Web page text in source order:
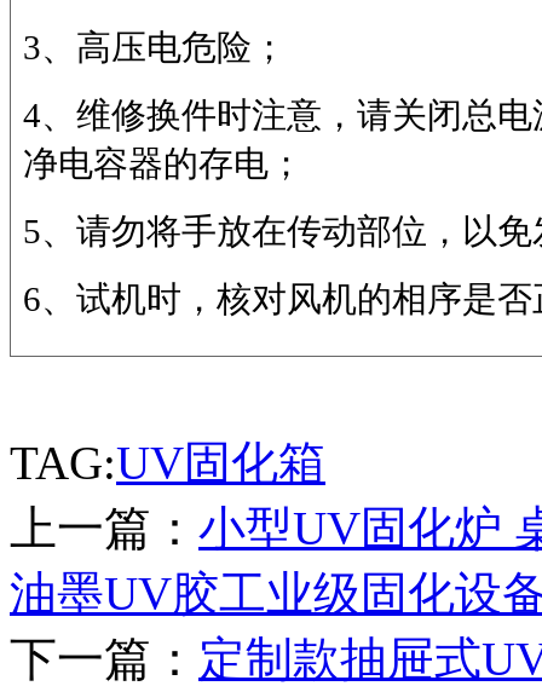
3、高压电危险；
4、维修换件时注意，请关闭总
净电容器的存电；
5、请勿将手放在传动部位，以
6、试机时，核对风机的相序是否
TAG:UV固化箱
上一篇： 小型UV固化炉
油墨UV胶工业级固化设
下一篇： 定制款抽屉式